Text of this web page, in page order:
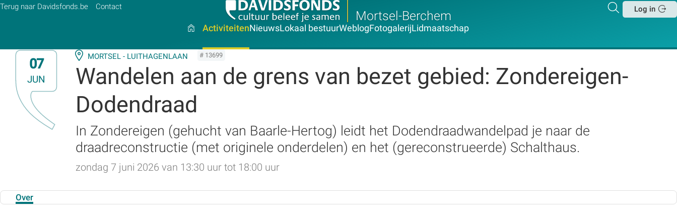
Terug naar Davidsfonds.be Contact
Mortsel-Berchem
Zoeken
Log in
ActiviteitenNieuwsLokaal bestuurWeblogFotogalerijLidmaatschap
07
JUN
MORTSEL - LUITHAGENLAAN # 13699
Wandelen aan de grens van bezet gebied: Zondereigen-
Dodendraad
In Zondereigen (gehucht van Baarle-Hertog) leidt het Dodendraadwandelpad je naar de
draadreconstructie (met originele onderdelen) en het (gereconstrueerde) Schalthaus.
zondag 7 juni 2026 van 13:30 uur tot 18:00 uur
Over
Zoek:
Zoeken